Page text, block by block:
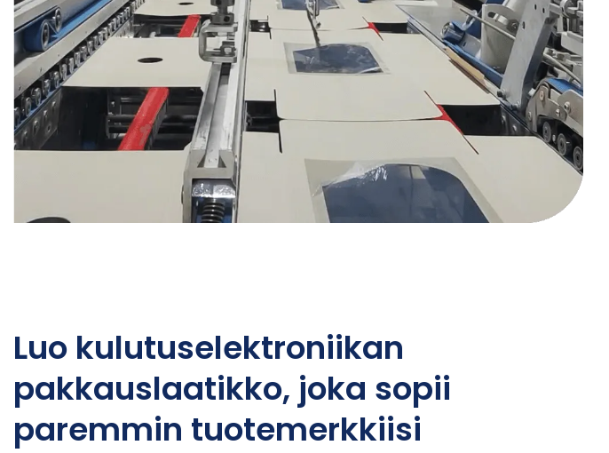
Luo kulutuselektroniikan
pakkauslaatikko, joka sopii
paremmin tuotemerkkiisi